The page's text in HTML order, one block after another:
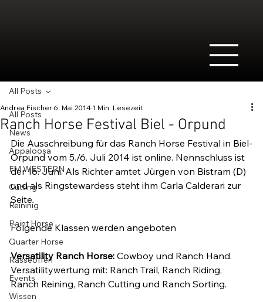
All Posts
News
Appaloosa
FM WESTERN
Cutting
Reininig
Paint Horse
Quarter Horse
Rasseoffen
Events
Wissen
All Posts
Ranch Horse Festival Biel - Orpund
Andrea Fischer 6. Mai 2014 1 Min. Lesezeit
Die Ausschreibung für das Ranch Horse Festival in Biel-
Orpund vom 5./6. Juli 2014 ist online. Nennschluss ist
der 16. Juni. Als Richter amtet Jürgen von Bistram (D)
und als Ringstewardess steht ihm Carla Calderari zur
Seite.
Folgende Klassen werden angeboten
Versatility Ranch Horse: Cowboy und Ranch Hand.
Versatilitywertung mit: Ranch Trail, Ranch Riding,
Ranch Reining, Ranch Cutting und Ranch Sorting.